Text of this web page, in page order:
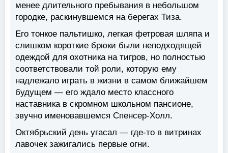
менее длительного пребывания в небольшом
городке, раскинувшемся на берегах Тиза.
Его тонкое пальтишко, легкая фетровая шляпа и
слишком короткие брюки были неподходящей
одеждой для охотника на тигров, но полностью
соответствовали той роли, которую ему
надлежало играть в жизни в самом ближайшем
будущем — его ждало место классного
наставника в скромном школьном пансионе,
звучно именовавшемся Спенсер-Холл.
Октябрьский день угасал — где-то в витринах
лавочек зажигались первые огни.